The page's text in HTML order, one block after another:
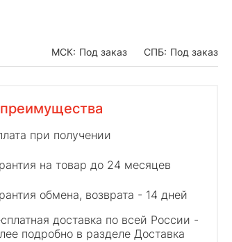
МСК: Под заказ СПБ: Под заказ
при получении
на товар до 24 месяцев
обмена, возврата - 14 дней
доставка по всей России -
подробно в разделе Доставка